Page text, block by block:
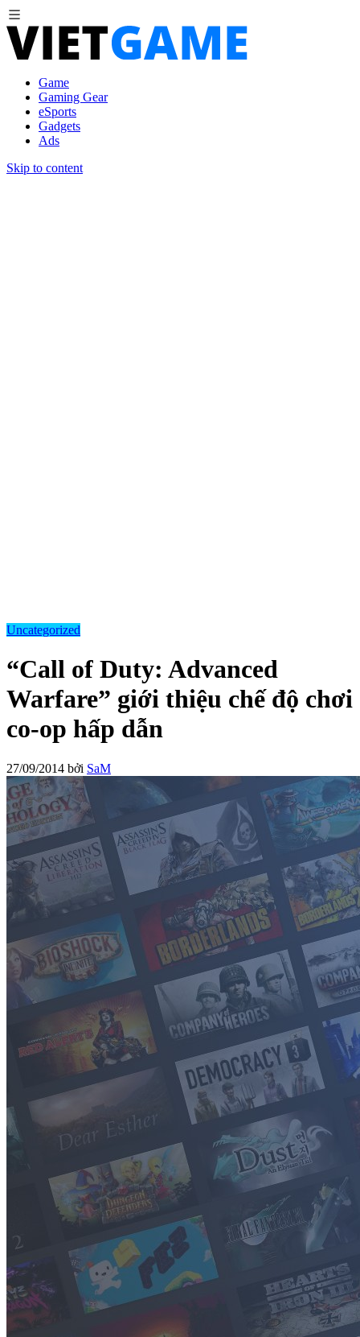
Game
Gaming Gear
eSports
Gadgets
Ads
Skip to content
Uncategorized
“Call of Duty: Advanced
Warfare” giới thiệu chế độ chơi
co-op hấp dẫn
27/09/2014 bởi SaM